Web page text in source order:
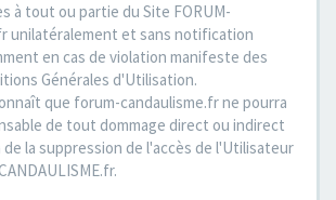
à tout ou partie du Site FORUM-
unilatéralement et sans notification
en cas de violation manifeste des
Générales d'Utilisation.
que forum-candaulisme.fr ne pourra
de tout dommage direct ou indirect
de la suppression de l'accès de l'Utilisateur